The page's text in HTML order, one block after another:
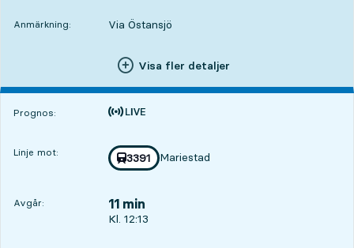
Anmärkning: Via Östansjö
Visa fler detaljer
Prognos:
Tiden är prognos
Linje mot: Med tågnummer
3391
mot
Mariestad
,
Avgår: 11 min
Avgår, Kl. 12:13, om 11 min
Kl. 12:13